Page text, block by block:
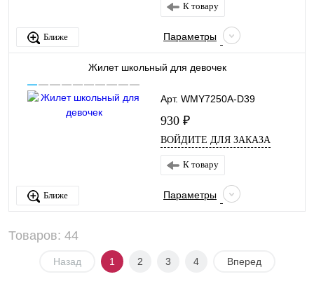
Ближе
К товару
Параметры
Жилет школьный для девочек
Арт. WMY7250A-D39
930 ₽
ВОЙДИТЕ ДЛЯ ЗАКАЗА
Ближе
К товару
Параметры
Товаров: 44
Назад 1 2 3 4 Вперед